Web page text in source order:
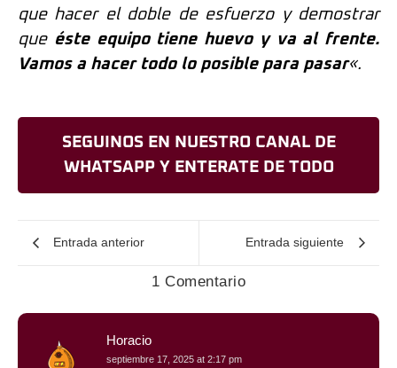
que hacer el doble de esfuerzo y demostrar
que éste equipo tiene huevo y va al frente.
Vamos a hacer todo lo posible para pasar«.
SEGUINOS EN NUESTRO CANAL DE
WHATSAPP Y ENTERATE DE TODO
Entrada anterior Entrada siguiente
1 Comentario
Horacio
septiembre 17, 2025 at 2:17 pm